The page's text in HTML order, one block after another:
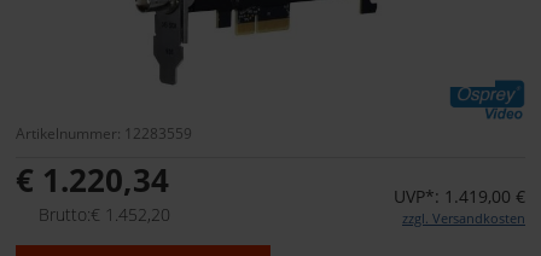
Artikelnummer: 12283559
€ 1.220,34
Brutto:€ 1.452,20
UVP*: 1.419,00 €
zzgl. Versandkosten